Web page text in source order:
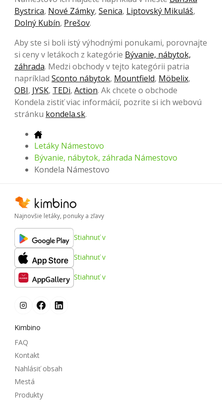
Bystrica, Nové Zámky, Senica, Liptovský Mikuláš,
Dolný Kubín, Prešov.
Aby ste si boli istý výhodnými ponukami, porovnajte
si ceny v letákoch z kategórie Bývanie, nábytok,
záhrada. Medzi obchody v tejto kategórii patria
napríklad Sconto nábytok, Mountfield, Möbelix,
OBI, JYSK, TEDi, Action. Ak chcete o obchode
Kondela zistiť viac informácií, pozrite si ich webovú
stránku kondela.sk.
Letáky Námestovo
Bývanie, nábytok, záhrada Námestovo
Kondela Námestovo
Najnovšie letáky, ponuky a zľavy
Stiahnuť v
Stiahnuť v
Stiahnuť v
Kimbino
FAQ
Kontakt
Nahlásiť obsah
Mestá
Produkty